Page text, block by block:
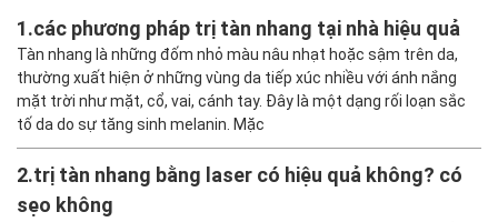
1.các phương pháp trị tàn nhang tại nhà hiệu quả
Tàn nhang là những đốm nhỏ màu nâu nhạt hoặc sậm trên da,
thường xuất hiện ở những vùng da tiếp xúc nhiều với ánh nắng
mặt trời như mặt, cổ, vai, cánh tay. Đây là một dạng rối loạn sắc
tố da do sự tăng sinh melanin. Mặc
2.trị tàn nhang bằng laser có hiệu quả không? có
sẹo không